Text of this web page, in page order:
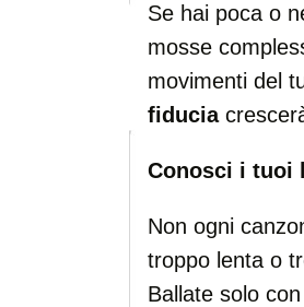
Se hai poca o
mosse
movimenti del
fiducia
Conosci i tuoi
Non ogni
troppo lenta o
Ballate solo